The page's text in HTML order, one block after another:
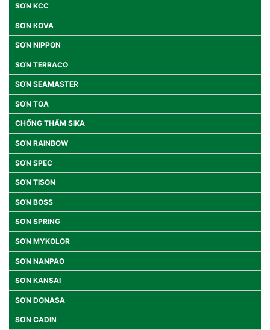
SƠN KCC
SƠN KOVA
SƠN NIPPON
SƠN TERRACO
SƠN SEAMASTER
SƠN TOA
CHỐNG THẤM SIKA
SƠN RAINBOW
SƠN SPEC
SƠN TISON
SƠN BOSS
SƠN SPRING
SƠN MYKOLOR
SƠN NANPAO
SƠN KANSAI
SƠN DONASA
SƠN CADIN